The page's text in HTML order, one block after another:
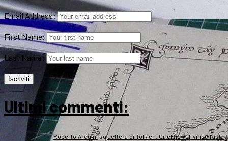
Email Address:
First Name:
Last Name:
Ultimi commenti:
Roberto ArduinisuLettera di Tolkien, Crickhowell vince l’asta